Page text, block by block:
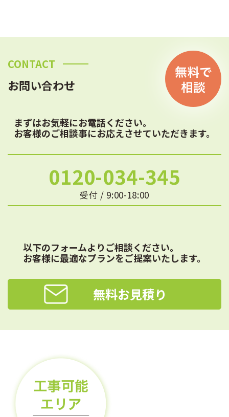
CONTACT
お問い合わせ
まずはお気軽にお電話ください。
お客様のご相談事にお応えさせていただきます。
0120-034-345
受付 / 9:00-18:00
以下のフォームよりご相談ください。
お客様に最適なプランをご提案いたします。
無料お見積り